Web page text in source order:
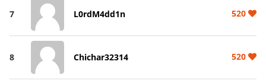
7 L0rdM4dd1n 520
8 Chichar32314 520